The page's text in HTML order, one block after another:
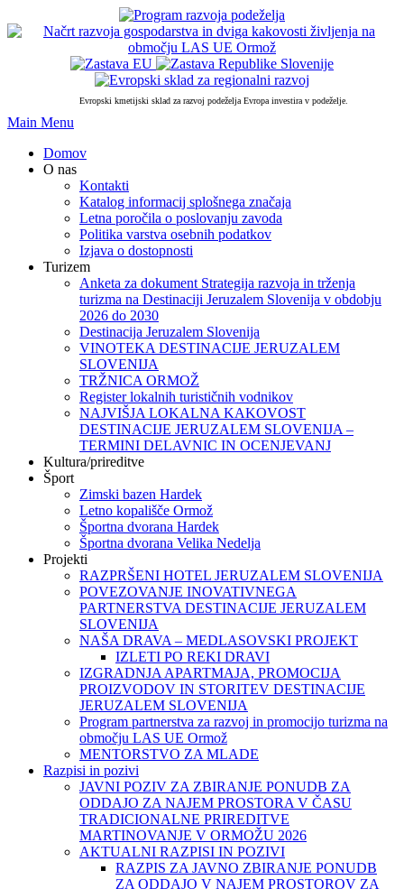
DO
Evropski kmetijski sklad za razvoj podeželja Evropa investira v podeželje.
Skip
content
Main Menu
Domov
O nas
Kontakti
Katalog informacij splošnega značaja
Letna poročila o poslovanju zavoda
Politika varstva osebnih podatkov
Izjava o dostopnosti
Turizem
Anketa za dokument Strategija razvoja in trženja
turizma na Destinaciji Jeruzalem Slovenija v obdobju
2026 do 2030
Destinacija Jeruzalem Slovenija
VINOTEKA DESTINACIJE JERUZALEM
SLOVENIJA
TRŽNICA ORMOŽ
Register lokalnih turističnih vodnikov
NAJVIŠJA LOKALNA KAKOVOST
DESTINACIJE JERUZALEM SLOVENIJA –
TERMINI DELAVNIC IN OCENJEVANJ
Kultura/prireditve
Šport
Zimski bazen Hardek
Letno kopališče Ormož
Športna dvorana Hardek
Športna dvorana Velika Nedelja
Projekti
RAZPRŠENI HOTEL JERUZALEM SLOVENIJA
POVEZOVANJE INOVATIVNEGA
PARTNERSTVA DESTINACIJE JERUZALEM
SLOVENIJA
NAŠA DRAVA – MEDLASOVSKI PROJEKT
IZLETI PO REKI DRAVI
IZGRADNJA APARTMAJA, PROMOCIJA
PROIZVODOV IN STORITEV DESTINACIJE
JERUZALEM SLOVENIJA
Program partnerstva za razvoj in promocijo turizma na
območju LAS UE Ormož
MENTORSTVO ZA MLADE
Razpisi in pozivi
JAVNI POZIV ZA ZBIRANJE PONUDB ZA
ODDAJO ZA NAJEM PROSTORA V ČASU
TRADICIONALNE PRIREDITVE
MARTINOVANJE V ORMOŽU 2026
AKTUALNI RAZPISI IN POZIVI
RAZPIS ZA JAVNO ZBIRANJE PONUDB
ZA ODDAJO V NAJEM PROSTOROV ZA